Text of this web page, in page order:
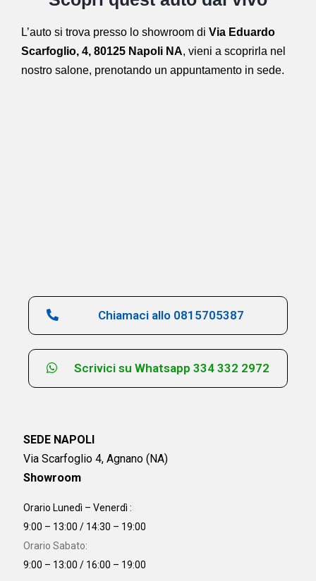
L’auto si trova presso lo showroom di Via Eduardo
Scarfoglio, 4, 80125 Napoli NA, vieni a scoprirla nel
nostro salone, prenotando un appuntamento in sede.
Chiamaci allo 0815705387
Scrivici su Whatsapp 334 332 2972
SEDE NAPOLI
Via Scarfoglio 4, Agnano (NA)
Showroom
Orario Lunedì – Venerdì :
9:00 – 13:00 / 14:30 – 19:00
Orario Sabato:
9:00 – 13:00 / 16:00 – 19:00